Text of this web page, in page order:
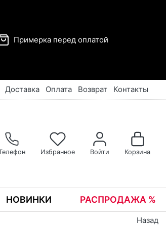
Примерка перед оплатой
Доставка Оплата Возврат Контакты
Избранное Войти Корзина
НОВИНКИ РАСПРОДАЖА %
Назад